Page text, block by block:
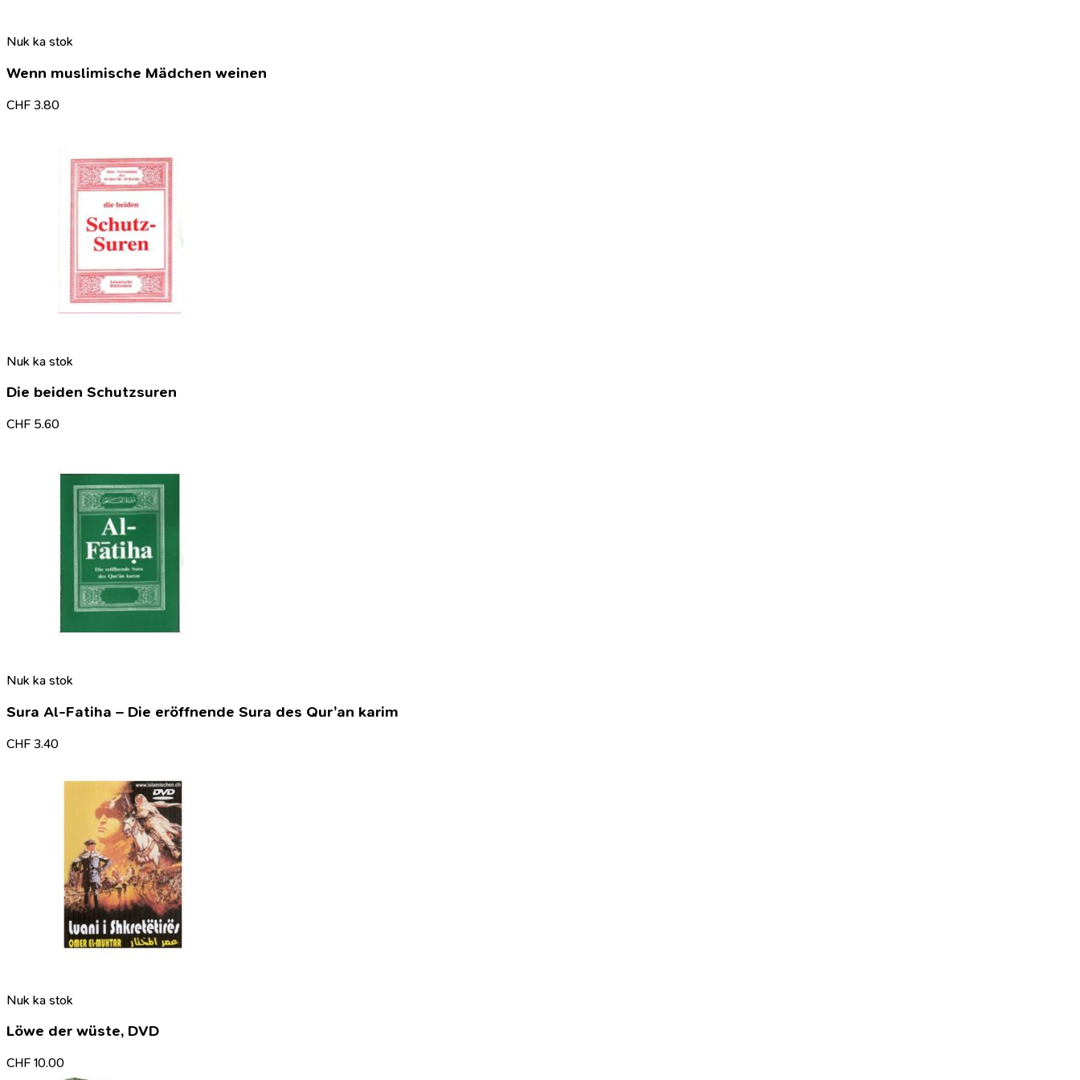
Nuk ka stok
Wenn muslimische Mädchen weinen
CHF 3.80
Nuk ka stok
Die beiden Schutzsuren
CHF 5.60
Nuk ka stok
Sura Al-Fatiha – Die eröffnende Sura des Qur’an karim
CHF 3.40
Nuk ka stok
Löwe der wüste, DVD
CHF 10.00